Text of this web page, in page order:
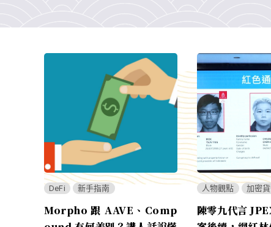
DeFi 新手指南
Morpho 跟 AAVE、Comp
人物觀點 加密
陳零九代言